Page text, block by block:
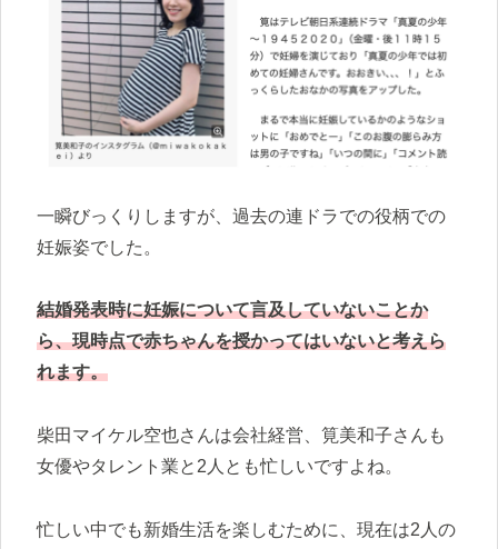
一瞬びっくりしますが、過去の連ドラでの役柄での
妊娠姿でした。
結婚発表時に妊娠について言及していないことか
ら、現時点で赤ちゃんを授かってはいないと考えら
れます。
柴田マイケル空也さんは会社経営、筧美和子さんも
女優やタレント業と2人とも忙しいですよね。
忙しい中でも新婚生活を楽しむために、現在は2人の